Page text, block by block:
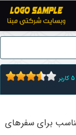
5 کاربر
برای سفرهای